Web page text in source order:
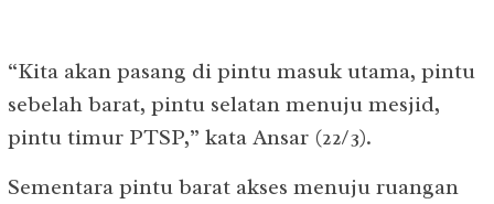
“Kita akan pasang di pintu masuk utama, pintu
sebelah barat, pintu selatan menuju mesjid,
pintu timur PTSP,” kata Ansar (22/3).
Sementara pintu barat akses menuju ruangan